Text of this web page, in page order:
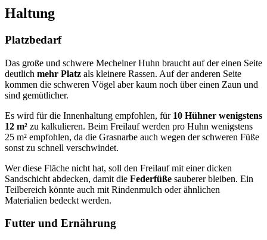
Haltung
Platzbedarf
Das große und schwere Mechelner Huhn braucht auf der einen Seite
deutlich mehr Platz als kleinere Rassen. Auf der anderen Seite
kommen die schweren Vögel aber kaum noch über einen Zaun und
sind gemütlicher.
Es wird für die Innenhaltung empfohlen, für 10 Hühner wenigstens
12 m² zu kalkulieren. Beim Freilauf werden pro Huhn wenigstens
25 m² empfohlen, da die Grasnarbe auch wegen der schweren Füße
sonst zu schnell verschwindet.
Wer diese Fläche nicht hat, soll den Freilauf mit einer dicken
Sandschicht abdecken, damit die Federfüße sauberer bleiben. Ein
Teilbereich könnte auch mit Rindenmulch oder ähnlichen
Materialien bedeckt werden.
Futter und Ernährung